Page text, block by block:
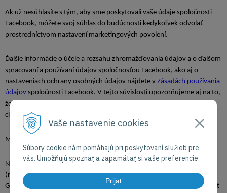
Vaše nastavenie cookies
Súbory cookie nám pomáhajú pri poskytovaní služieb pre
vás. Umožňujú spoznať a zapamätať si vaše preferencie.
Prijať
Ak už nesúhlasíte s tým, aby sme poskytovali vaše údaje spoločnosti
Facebook, môžete svoj súhlas do budúcnosti kedykoľvek odvolať
prostredníctvom nastavení marketingových povolení.
Ďalšie informácie o účele a rozsahu zhromažďovania údajov a o ďalšom
spracovaní a používaní údajov spoločnosťou Facebook, ako aj o
nastaveniach ochrany osobných údajov nájdete v Zásadách používania
údajov spoločnosti Facebook. V tejto súvislosti upozorňujeme aj na to,
že Facebook vám vo všeobecnosti umožňuje vzniesť námietku proti
cieleniutu.
Marketingové služby Google
Na zobrazovanie cielených správ používateľom v rámci siete Google
(napríklad Gmail, YouTube, Google Discover atď.) používame službu
Google Audience od spoločnosti Google, ktorú prevádzkuje spoločnosť